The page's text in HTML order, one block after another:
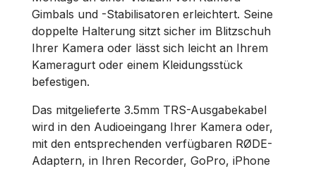
Gimbals und -Stabilisatoren erleichtert. Seine
doppelte Halterung sitzt sicher im Blitzschuh
Ihrer Kamera oder lässt sich leicht an Ihrem
Kameragurt oder einem Kleidungsstück
befestigen.
Das mitgelieferte 3.5mm TRS-Ausgabekabel
wird in den Audioeingang Ihrer Kamera oder,
mit den entsprechenden verfügbaren RØDE-
Adaptern, in Ihren Recorder, GoPro, iPhone